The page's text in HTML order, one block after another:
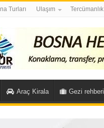
Turları Ulaşım Tercümanlık
Araç Kirala Gezi rehberi